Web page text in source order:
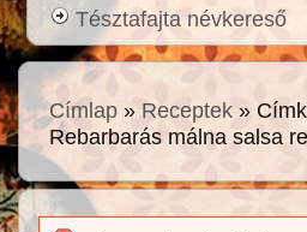
Tésztafajta névkereső
Címlap » Receptek »
Rebarbarás málna salsa